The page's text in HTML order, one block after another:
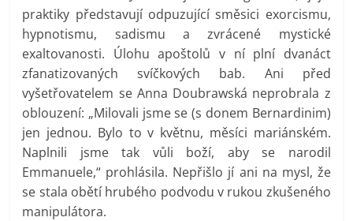
praktiky představují odpuzující směsici exorcismu,
hypnotismu, sadismu a zvrácené mystické
exaltovanosti. Úlohu apoštolů v ní plní dvanáct
zfanatizovaných svíčkových bab. Ani před
vyšetřovatelem se Anna Doubrawská neprobrala z
oblouzení: „Milovali jsme se (s donem Bernardinim)
jen jednou. Bylo to v květnu, měsíci mariánském.
Naplnili jsme tak vůli boží, aby se narodil
Emmanuele,“ prohlásila. Nepřišlo jí ani na mysl, že
se stala obětí hrubého podvodu v rukou zkušeného
manipulátora.